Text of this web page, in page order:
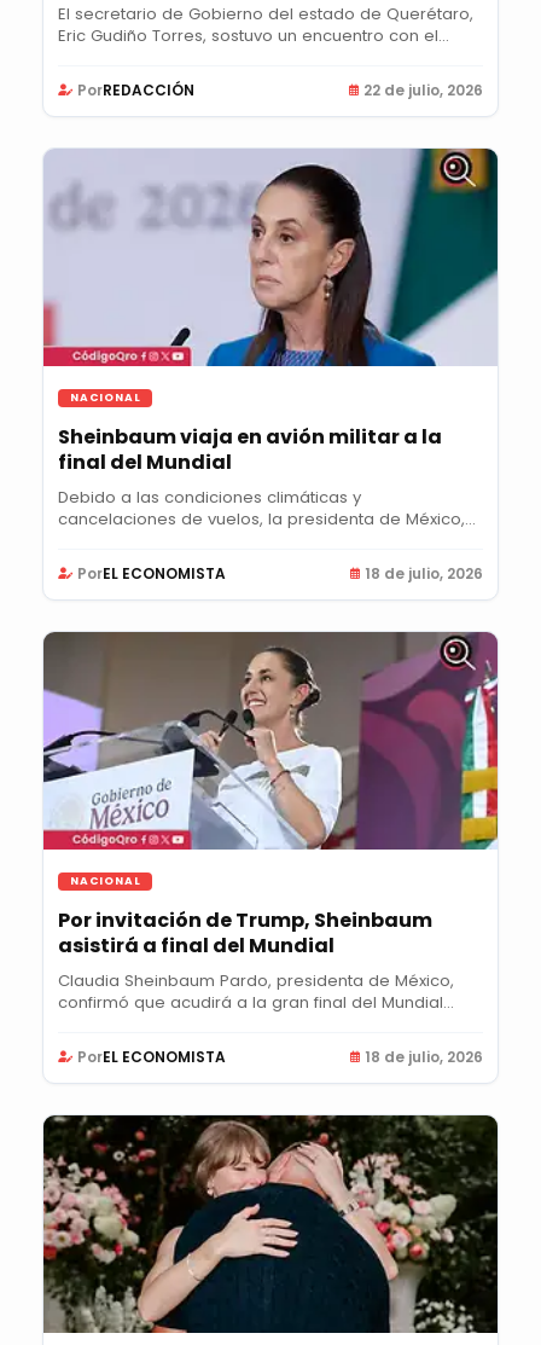
El secretario de Gobierno del estado de Querétaro,
Eric Gudiño Torres, sostuvo un encuentro con el...
PorREDACCIÓN 22 de julio, 2026
NACIONAL
Sheinbaum viaja en avión militar a la
final del Mundial
Debido a las condiciones climáticas y
cancelaciones de vuelos, la presidenta de México,
PorEL ECONOMISTA 18 de julio, 2026
NACIONAL
Por invitación de Trump, Sheinbaum
asistirá a final del Mundial
Claudia Sheinbaum Pardo, presidenta de México,
confirmó que acudirá a la gran final del Mundial...
PorEL ECONOMISTA 18 de julio, 2026